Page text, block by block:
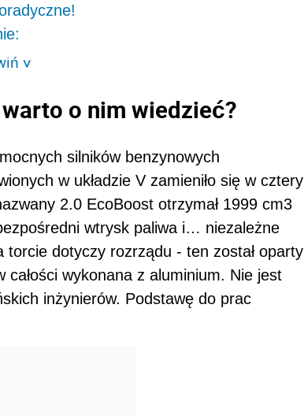
>
o nim wiedzieć?
silników benzynowych
w układzie V zamieniło się w cztery
2.0 EcoBoost otrzymał 1999 cm3
wtrysk paliwa i… niezależne
dotyczy rozrządu - ten został oparty
całości wykonana z aluminium. Nie jest
inżynierów. Podstawę do prac